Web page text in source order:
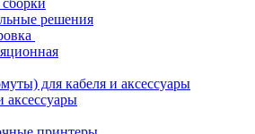
решения
для кабеля и аксессуары
аксессуары